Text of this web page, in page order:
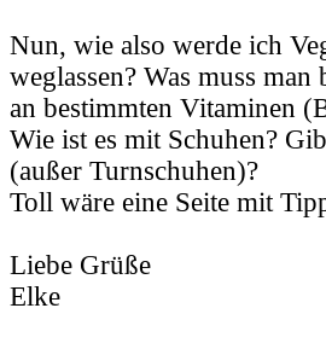
Nun, wie also werde ich
weglassen? Was muss
an bestimmten Vitaminen
Wie ist es mit Schuhen?
(außer Turnschuhen)?
Toll wäre eine Seite mit
Liebe Grüße
Elke